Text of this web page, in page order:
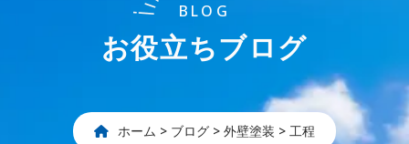
BLOG
お役立ちブログ
ホーム > ブログ > 外壁塗装 > 工程